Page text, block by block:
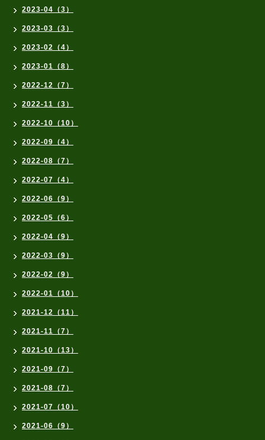
2023-04（3）
2023-03（3）
2023-02（4）
2023-01（8）
2022-12（7）
2022-11（3）
2022-10（10）
2022-09（4）
2022-08（7）
2022-07（4）
2022-06（9）
2022-05（6）
2022-04（9）
2022-03（9）
2022-02（9）
2022-01（10）
2021-12（11）
2021-11（7）
2021-10（13）
2021-09（7）
2021-08（7）
2021-07（10）
2021-06（9）